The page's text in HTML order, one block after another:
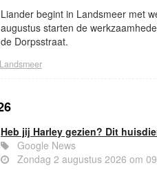
Liander begint in Landsmeer met
augustus starten de
de Dorpsstraat.
Landsmeer
Heb jij Harley gezien? Dit
Google News
Zondag 2 augustus 2026 om